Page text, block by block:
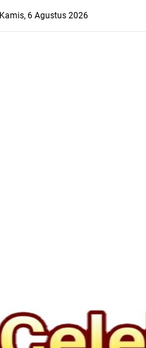
Kamis, 6 Agustus 2026